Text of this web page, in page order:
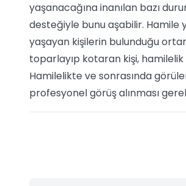
yaşanacağına inanılan bazı
desteğiyle bunu aşabilir. Hamile
yaşayan kişilerin bulunduğu
toparlayıp kotaran kişi,
Hamilelikte ve sonrasında
profesyonel görüş alınması